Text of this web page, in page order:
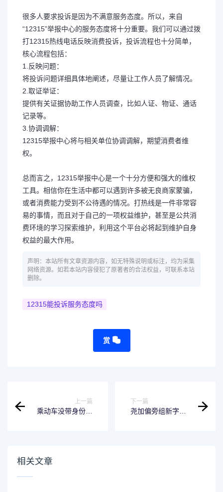
很多人要求投诉是因为不满意服务态度。所以，来自
“12315”举报中心的服务态度将十分重要。我们可以通过拨
打12315热线电话反映消费投诉，投诉流程也十分简单，
核心流程包括：
1.反映问题：
将投诉问题详细具体地阐述，尽量让工作人员了解情况。
2.取证举证：
提供有关证据协助工作人员调查，比如人证、物证、通话
记录等。
3.协调调解：
12315举报中心将与相关单位协调调解，期望消费者维
权。
总而言之，12315举报中心是一个十分方便和强大的维权
工具。相信你在生活中都可以遇到许多被无良商家蒙骗，
或者消费能力受到不公待遇的情况。打热线是一件非常容
易的事情，而且对于自己的一项权益维护，甚至是公共消
费环境的学习探索维护，利用这个平台必将起到维护自身
权益的最大作用。
声明：本站所有文章资源内容，如无特殊说明或标注，均为采集
网络资源。如若本站内容侵犯了原著者的合法权益，可联系本站
删除。
12315能投诉服务态度吗
赏
上一篇
乘动车没带身份证
下一篇
尧加偏旁组新字：
相关文章